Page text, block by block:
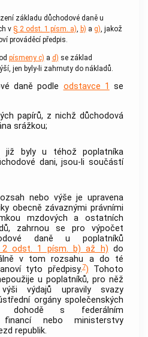
základu důchodové daně u
v § 2 odst. 1 písm. a) b) a g) , jakož
prováděcí předpis.
písmeny c) a d) se základ
jen byly-li zahrnuty do nákladů.
daně podle odstavce 1 se
papírů, z nichž důchodová
srážkou;
již byly u téhož poplatníka
dani, jsou-li součástí
nebo výše je upravena
obecně závaznými právními
mzdových a ostatních
zahrnou se pro výpočet
daně u poplatníků
odst. 1 písm. b) až h) do
v tom rozsahu a do té
tyto předpisy.7) Tohoto
u poplatníků, pro něž
výdajů upravily svazy
orgány společenských
dohodě s federálním
financí nebo ministerstvy
republik.